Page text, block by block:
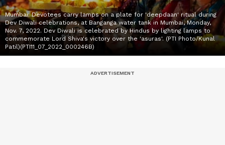
Mumbai: Devotees carry lamps on a plate for 'deepdaan' ritual during
Dev Diwali celebrations, at Banganga water tank in Mumbai, Monday,
Nov. 7, 2022. Dev Diwali is celebrated by Hindus by lighting lamps to
commemorate Lord Shiva's victory over the 'asuras'. (PTI Photo/Kunal
Patil)(PTI11_07_2022_000246B)